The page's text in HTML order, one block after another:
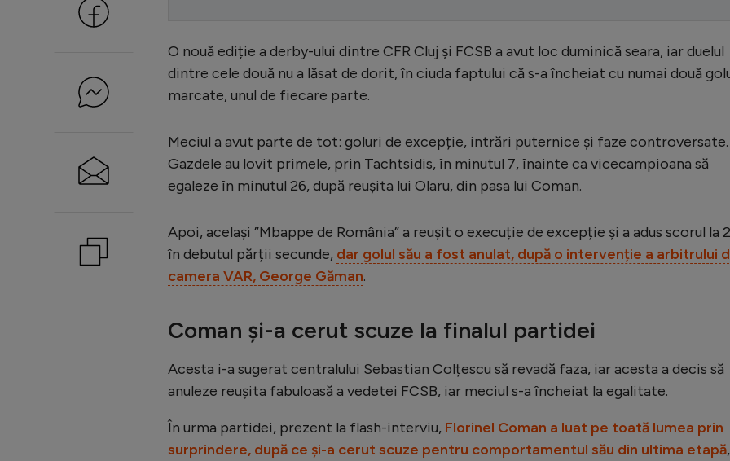
O nouă ediție a derby-ului dintre CFR Cluj și FCSB a avut loc duminică seara, iar duelul
dintre cele două nu a lăsat de dorit, în ciuda faptului că s-a încheiat cu numai două
marcate, unul de fiecare parte.
Meciul a avut parte de tot: goluri de excepție, intrări puternice și faze controversate.
Gazdele au lovit primele, prin Tachtsidis, în minutul 7, înainte ca vicecampioana să
egaleze în minutul 26, după reușita lui Olaru, din pasa lui Coman.
Apoi, același ”Mbappe de România” a reușit o execuție de excepție și a adus scorul la
în debutul părții secunde, dar golul său a fost anulat, după o intervenție a arbitrului
camera VAR, George Găman.
Coman și-a cerut scuze la finalul partidei
Acesta i-a sugerat centralului Sebastian Colțescu să revadă faza, iar acesta a decis să
anuleze reușita fabuloasă a vedetei FCSB, iar meciul s-a încheiat la egalitate.
În urma partidei, prezent la flash-interviu, Florinel Coman a luat pe toată lumea prin
surprindere, după ce și-a cerut scuze pentru comportamentul său din ultima etapă,